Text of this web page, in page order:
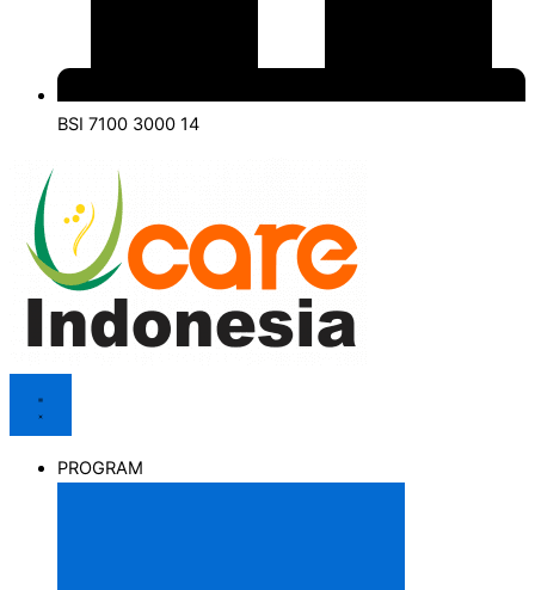
BSI 7100 3000 14
PROGRAM